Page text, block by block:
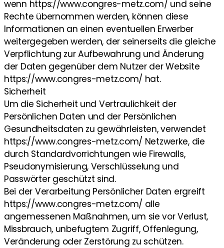
wenn https://www.congres-metz.com/ und seine
Rechte übernommen werden, können diese
Informationen an einen eventuellen Erwerber
weitergegeben werden, der seinerseits die gleiche
Verpflichtung zur Aufbewahrung und Änderung
der Daten gegenüber dem Nutzer der Website
https://www.congres-metz.com/ hat.
Sicherheit
Um die Sicherheit und Vertraulichkeit der
Persönlichen Daten und der Persönlichen
Gesundheitsdaten zu gewährleisten, verwendet
https://www.congres-metz.com/ Netzwerke, die
durch Standardvorrichtungen wie Firewalls,
Pseudonymisierung, Verschlüsselung und
Passwörter geschützt sind.
Bei der Verarbeitung Persönlicher Daten ergreift
https://www.congres-metz.com/ alle
angemessenen Maßnahmen, um sie vor Verlust,
Missbrauch, unbefugtem Zugriff, Offenlegung,
Veränderung oder Zerstörung zu schützen.